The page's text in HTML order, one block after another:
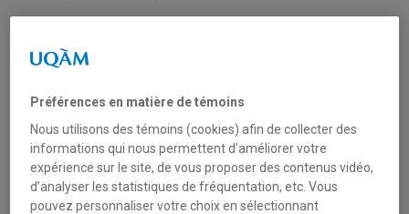
qui cadrent avec les domaines de recherche prioritaires
de la Société de l’arthrite du Canada. Les
novateurs dans les domaines prioritaires suivants:
1- Recherche sur la douleur liée à l’arthrite visant à:
Améliorer notre compréhension des mécanismes
Préférences en matière de témoins
Nous utilisons des témoins (cookies) afin de collecter des
informations qui nous permettent d’améliorer votre
expérience sur le site, de vous proposer des contenus vidéo,
d’analyser les statistiques de fréquentation, etc. Vous
pouvez personnaliser votre choix en sélectionnant